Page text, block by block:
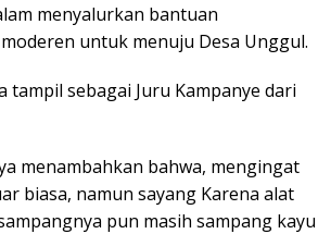
menyalurkan bantuan
untuk menuju Desa Unggul.
tampil sebagai Juru Kampanye dari
menambahkan bahwa, mengingat
biasa, namun sayang Karena alat
pun masih sampang kayu